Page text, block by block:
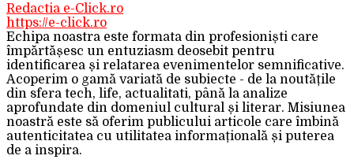
Redactia e-Click.ro
https://e-click.ro
Echipa noastra este formata din profesioniști care
împărtășesc un entuziasm deosebit pentru
identificarea și relatarea evenimentelor semnificative.
Acoperim o gamă variată de subiecte - de la noutățile
din sfera tech, life, actualitati, până la analize
aprofundate din domeniul cultural și literar. Misiunea
noastră este să oferim publicului articole care îmbină
autenticitatea cu utilitatea informațională și puterea
de a inspira.